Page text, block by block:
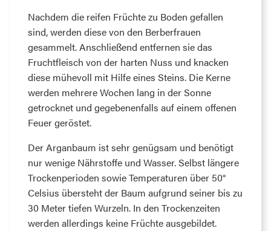
Nachdem die reifen Früchte zu Boden gefallen
sind, werden diese von den Berberfrauen
gesammelt. Anschließend entfernen sie das
Fruchtfleisch von der harten Nuss und knacken
diese mühevoll mit Hilfe eines Steins. Die Kerne
werden mehrere Wochen lang in der Sonne
getrocknet und gegebenenfalls auf einem offenen
Feuer geröstet.
Der Arganbaum ist sehr genügsam und benötigt
nur wenige Nährstoffe und Wasser. Selbst längere
Trockenperioden sowie Temperaturen über 50°
Celsius übersteht der Baum aufgrund seiner bis zu
30 Meter tiefen Wurzeln. In den Trockenzeiten
werden allerdings keine Früchte ausgebildet.